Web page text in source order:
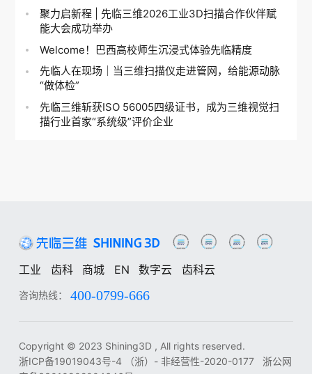
中 EN DE ES FR IT RU KO JA
聚力启新程 | 先临三维2026工业3D扫描合作伙伴赋
能大会成功举办
Welcome！巴西高校师生沉浸式体验先临精度
先临人在现场｜当三维扫描仪走进管网，给能源动脉
“做体检”
先临三维斩获ISO 56005四级证书，成为三维视觉扫
描行业首家“系统级”评价企业
工业 齿科 商城 EN 数字云 齿科云
咨询热线： 400-0799-666
Copyright © 2023 Shining3D , All rights reserved.
浙ICP备19019043号-4
（浙）- 非经营性-2020-0177
浙公网